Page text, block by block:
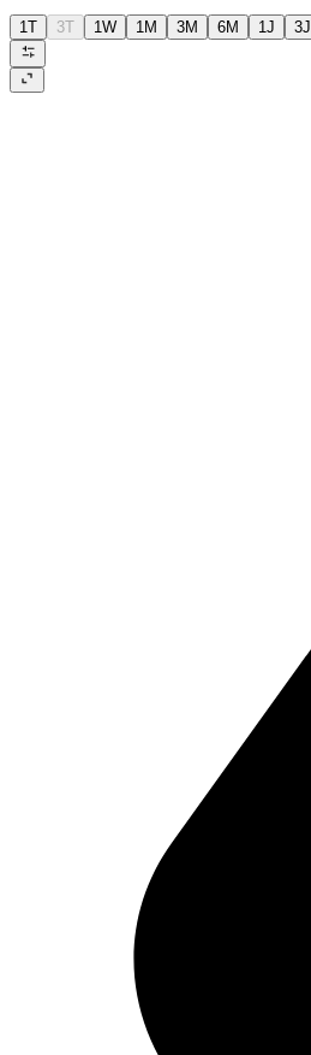
1T 3T 1W 1M 3M 6M 1J 3J